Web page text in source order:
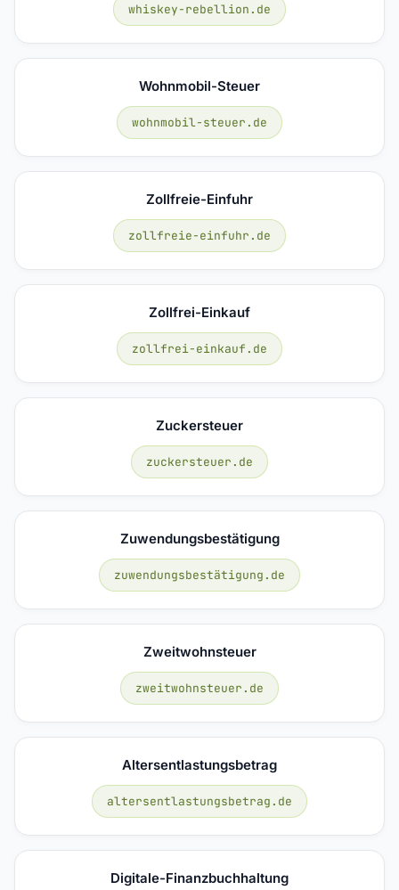
whiskey-rebellion.de
Wohnmobil-Steuer
wohnmobil-steuer.de
Zollfreie-Einfuhr
zollfreie-einfuhr.de
Zollfrei-Einkauf
zollfrei-einkauf.de
Zuckersteuer
zuckersteuer.de
Zuwendungsbestätigung
zuwendungsbestätigung.de
Zweitwohnsteuer
zweitwohnsteuer.de
Altersentlastungsbetrag
altersentlastungsbetrag.de
Digitale-Finanzbuchhaltung